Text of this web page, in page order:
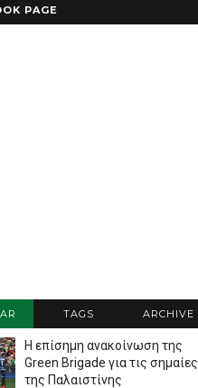
PAGE
TAGS ARCHIVE
Η επίσημη ανακοίνωση της
Green Brigade για τις σημαίες
της Παλαιστίνης